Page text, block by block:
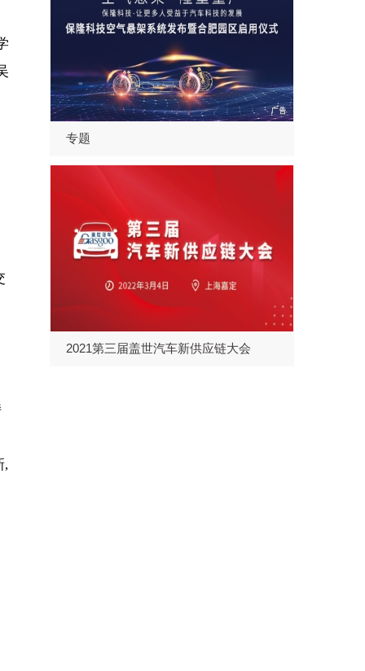
,
专题
2021第三届盖世汽车新供应链大会